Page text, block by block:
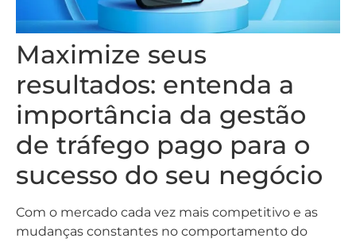
Maximize seus
resultados: entenda a
importância da gestão
de tráfego pago para o
sucesso do seu negócio
Com o mercado cada vez mais competitivo e as
mudanças constantes no comportamento do